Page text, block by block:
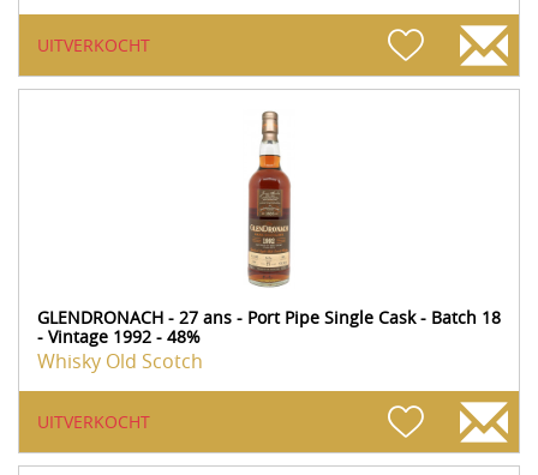
UITVERKOCHT
GLENDRONACH - 27 ans - Port Pipe Single Cask - Batch 18
- Vintage 1992 - 48%
Whisky Old Scotch
UITVERKOCHT